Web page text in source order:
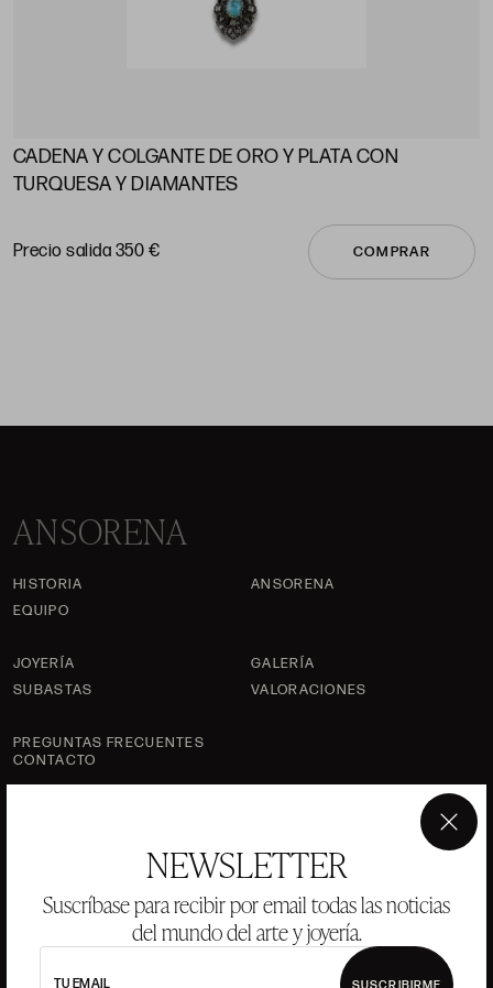
NEWSLETTER
Suscríbase para recibir por email todas las noticias
del mundo del arte y joyería.
TU EMAIL SUSCRIBIRME
×
CADENA Y COLGANTE DE ORO Y PLATA CON
TURQUESA Y DIAMANTES
Precio salida 350 € COMPRAR
ANSORENA
HISTORIA
ANSORENA
EQUIPO
JOYERÍA
GALERÍA
SUBASTAS
VALORACIONES
PREGUNTAS FRECUENTES
CONTACTO
DÓNDE ESTAMOS
ALCALÁ, 52. MADRID
(+34) 915 328 515